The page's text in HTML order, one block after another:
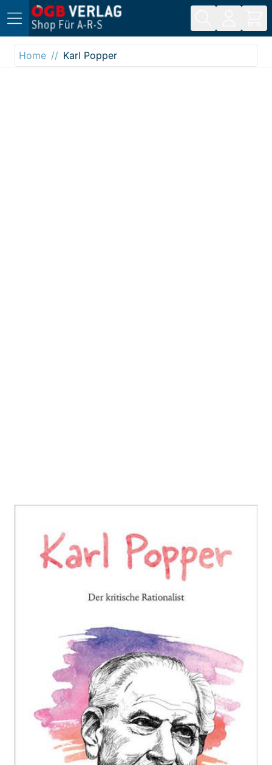
Direkt zum Inhalt
Home
Karl Popper
Karl Popper
Zur Wunschliste hinzufügen
Der kritische Rationalist
Florian Russi
Verlag: Mitteldeutscher
01.05.2020
Buch 48 Seiten
Paperback
ISBN: 978-3-96311-
366-6